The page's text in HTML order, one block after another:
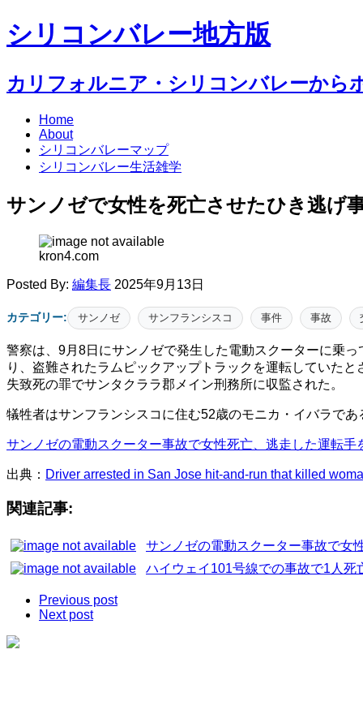
シリコンバレー地方版
カリフォルニア・シリコンバレーから
Home
About
シリコンバレーマップ
シリコンバレー生活雑学
サンノゼで女性を死亡させたひき逃げ
kron4.com
Posted By: 編集長 2025年9月13日
カテゴリー: サンノゼ サンフランシスコ 事件 事故
警察は、9月8日にサンノゼで発生した電動スクーターに乗
り、盗難されたラムピックアップトラックを運転していた
失致死の罪でサンタクララ郡メイン刑務所に収監された。
犠牲者はサンフランシスコに住む52歳のモニカ・イバラで
サンノゼの電動スクーター事故で女性死亡、逃走した運転手
出典： Driver arrested in San Jose hit-and-run that killed
関連記事:
サンノゼの電動スクーター事故で女
ハイウェイ101号線での事故で1人
Previous post
Next post